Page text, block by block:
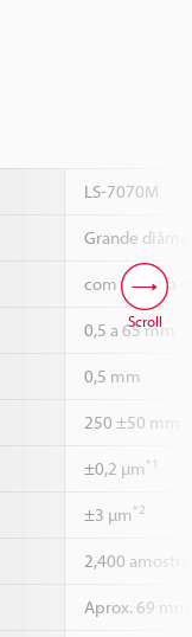
LS-7070M
Grande
com câmera
0,5 a 65 mm
0,5 mm
250 ±50 mm
±0,2 µm *1
±3 µm*2
2,400
Aprox. 69 mm
Scroll